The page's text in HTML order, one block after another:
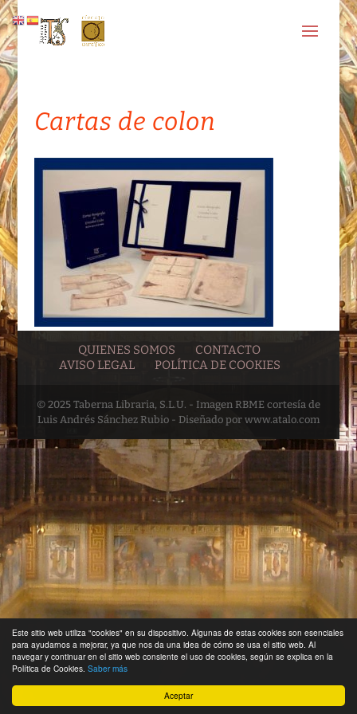
Aceptar
Este sitio web utiliza "cookies" en su dispositivo. Algunas de estas cookies son esenciales
para ayudarnos a mejorar, ya que nos da una idea de cómo se usa el sitio web. Al
navegar y continuar en el sitio web consiente el uso de cookies, según se explica en la
Política de Cookies. Saber más
Cartas de colon
QUIENES SOMOS
CONTACTO
AVISO LEGAL
POLÍTICA DE COOKIES
© 2025 Taberna Libraria, S.L.U. - Imagen RBME cortesía de
Luis Andrés Sánchez Rubio - Diseñado por www.atalo.com